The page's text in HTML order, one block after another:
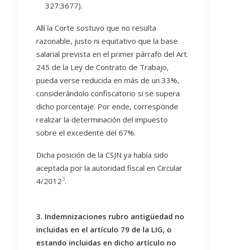
327:3677).
Allí la Corte sostuvo que no resulta
razonable, justo ni equitativo que la base
salarial prevista en el primer párrafo del Art.
245 de la Ley de Contrato de Trabajo,
pueda verse reducida en más de un 33%,
considerándolo confiscatorio si se supera
dicho porcentaje. Por ende, corresponde
realizar la determinación del impuesto
sobre el excedente del 67%.
Dicha posición de la CSJN ya había sido
aceptada por la autoridad fiscal en Circular
4/20123.
3. Indemnizaciones rubro antigüedad no
incluidas en el artículo 79 de la LIG, o
estando incluidas en dicho artículo no